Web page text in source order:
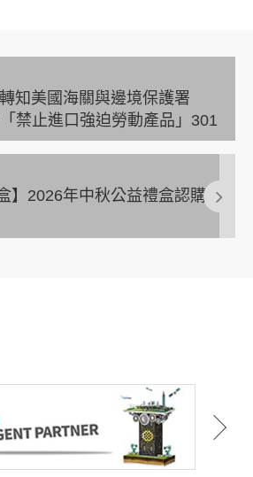
知美國海關與邊境保護署
「禁止進口強迫勞動產品」301
台灣產品稅率說明
】2026年中秋公益禮盒認購